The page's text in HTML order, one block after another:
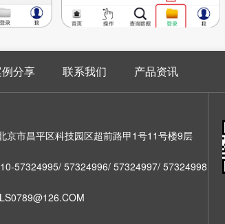
分享 联系我们 产品资讯
京市昌平区科技园区超前路甲1号11号楼9层
57324995/ 57324996/ 57324997/ 57324998